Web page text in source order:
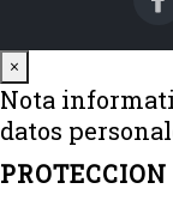
×
Nota
datos